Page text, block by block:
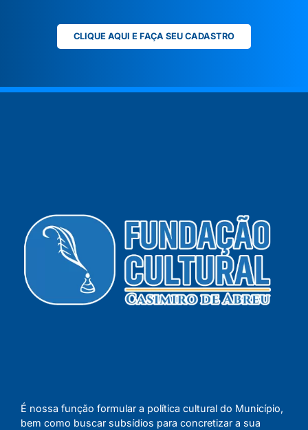
CLIQUE AQUI E FAÇA SEU CADASTRO
É nossa função formular a política cultural do Município,
bem como buscar subsídios para concretizar a sua